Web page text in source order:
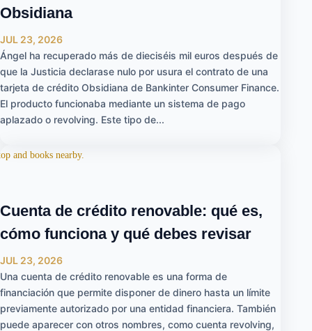
Obsidiana
JUL 23, 2026
Ángel ha recuperado más de dieciséis mil euros después de
que la Justicia declarase nulo por usura el contrato de una
tarjeta de crédito Obsidiana de Bankinter Consumer Finance.
El producto funcionaba mediante un sistema de pago
aplazado o revolving. Este tipo de...
Cuenta de crédito renovable: qué es,
cómo funciona y qué debes revisar
JUL 23, 2026
Una cuenta de crédito renovable es una forma de
financiación que permite disponer de dinero hasta un límite
previamente autorizado por una entidad financiera. También
puede aparecer con otros nombres, como cuenta revolving,